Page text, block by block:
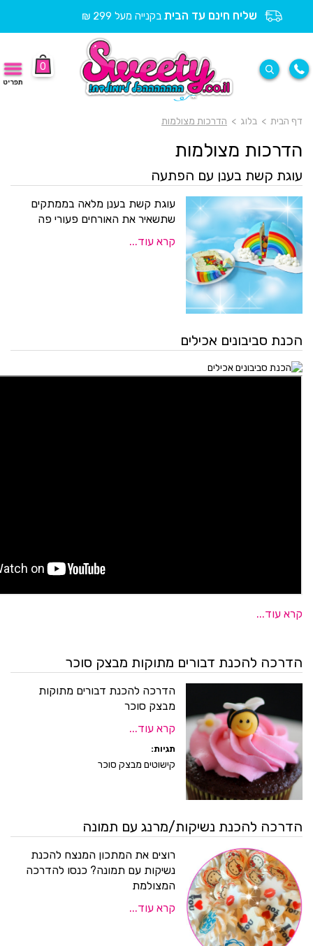
שליח חינם עד הבית בקנייה מעל 299 ₪
0
תפריט
דף הבית > בלוג > הדרכות מצולמות
הדרכות מצולמות
עוגת קשת בענן עם הפתעה
עוגת קשת בענן מלאה בממתקים
שתשאיר את האורחים פעורי פה
קרא עוד...
הכנת סביבונים אכילים
קרא עוד...
הדרכה להכנת דבורים מתוקות מבצק סוכר
הדרכה להכנת דבורים מתוקות
מבצק סוכר
קרא עוד...
תגיות:
קישוטים מבצק סוכר
הדרכה להכנת נשיקות/מרנג עם תמונה
רוצים את המתכון המנצח להכנת
נשיקות עם תמונה? כנסו להדרכה
המצולמת
קרא עוד...